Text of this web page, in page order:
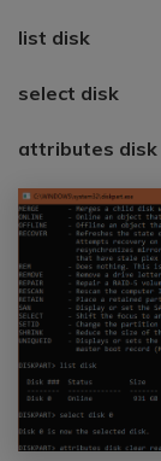
list disk
select disk
attributes